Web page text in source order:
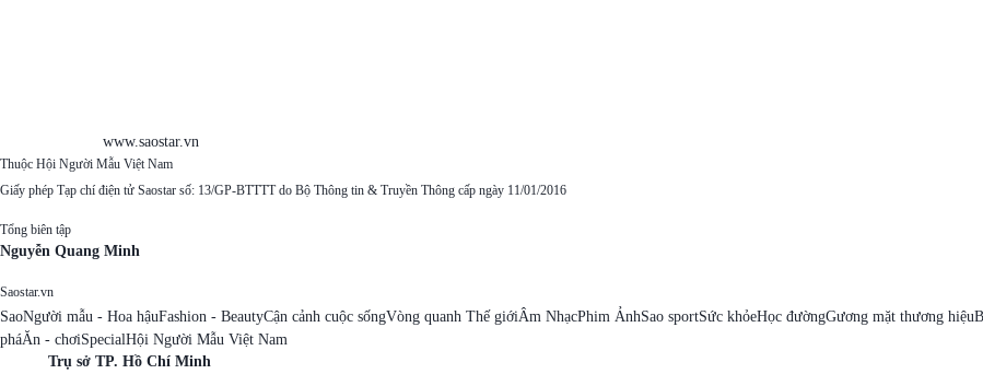
www.saostar.vn
Thuộc Hội Người Mẫu Việt Nam
Giấy phép Tạp chí điện tử Saostar số: 13/GP-BTTTT do Bộ Thông tin & Truyền Thông cấp ngày 11/01/2016
Tổng biên tập
Nguyễn Quang Minh
Saostar.vn
SaoNgười mẫu - Hoa hậuFashion - BeautyCận cảnh cuộc sốngVòng quanh Thế giớiÂm NhạcPhim ẢnhSao sportSức khỏeHọc đườngGương mặt thương hiệu
pháĂn - chơiSpecialHội Người Mẫu Việt Nam
Trụ sở TP. Hồ Chí Minh